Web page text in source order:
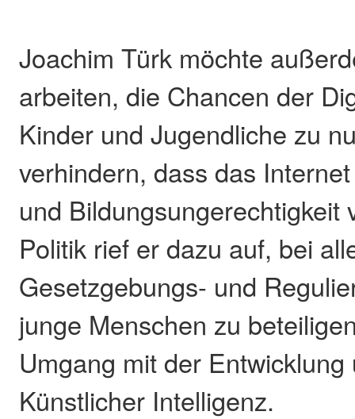
Joachim Türk möchte
arbeiten, die Chancen der
Kinder und Jugendliche zu
verhindern, dass das
und Bildungsungerechtigkeit
Politik rief er dazu auf, bei
Gesetzgebungs- und
junge Menschen zu
Umgang mit der
Künstlicher Intelligenz.